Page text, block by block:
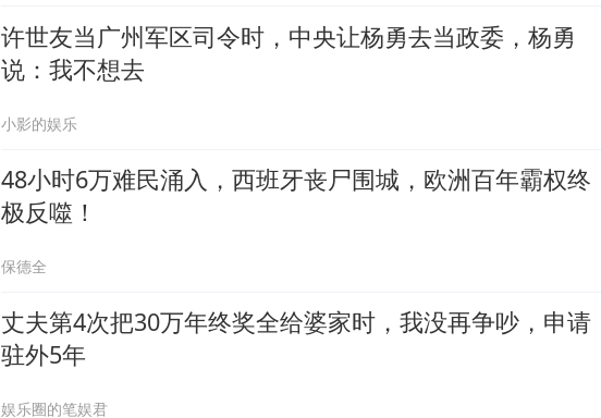
许世友当广州军区司令时，中央让杨勇去当政委，杨勇
说：我不想去
小影的娱乐
48小时6万难民涌入，西班牙丧尸围城，欧洲百年霸权终
极反噬！
保德全
丈夫第4次把30万年终奖全给婆家时，我没再争吵，申请
驻外5年
娱乐圈的笔娱君